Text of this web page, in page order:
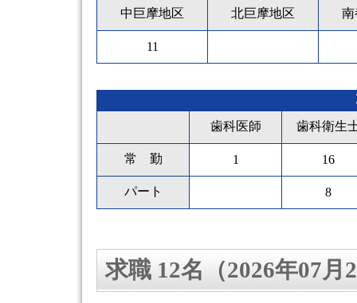
中巨摩地区 北巨摩地区 南
11
歯科医師
歯科衛生
常 勤 1 16
パート 8
求職 12名（2026年07月